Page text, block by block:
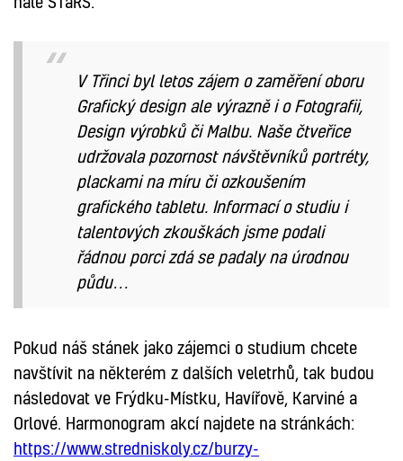
V Třinci byl letos zájem o zaměření oboru
Grafický design ale výrazně i o Fotografii,
Design výrobků či Malbu. Naše čtveřice
udržovala pozornost návštěvníků portréty,
plackami na míru či ozkoušením
grafického tabletu. Informací o studiu i
talentových zkouškách jsme podali
řádnou porci zdá se padaly na úrodnou
půdu…
Pokud náš stánek jako zájemci o studium chcete
navštívit na některém z dalších veletrhů, tak budou
následovat ve Frýdku-Místku, Havířově, Karviné a
Orlové. Harmonogram akcí najdete na stránkách:
https://www.stredniskoly.cz/burzy-